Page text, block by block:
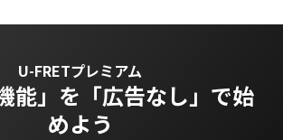
U-FRETプレミアム
能」を 「広告なし」で始
めよう